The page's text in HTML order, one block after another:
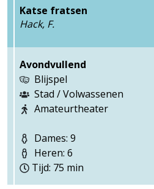
Katse fratsen
Hack, F.
Avondvullend
Blijspel
Stad / Volwassenen
Amateurtheater
Dames: 9
Heren: 6
Tijd: 75 min